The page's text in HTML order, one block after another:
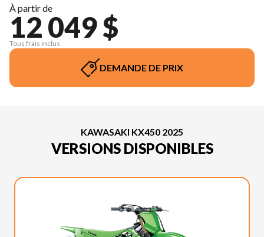
À partir de
12 049 $
Tous frais inclus
DEMANDE DE PRIX
KAWASAKI KX450 2025
VERSIONS DISPONIBLES